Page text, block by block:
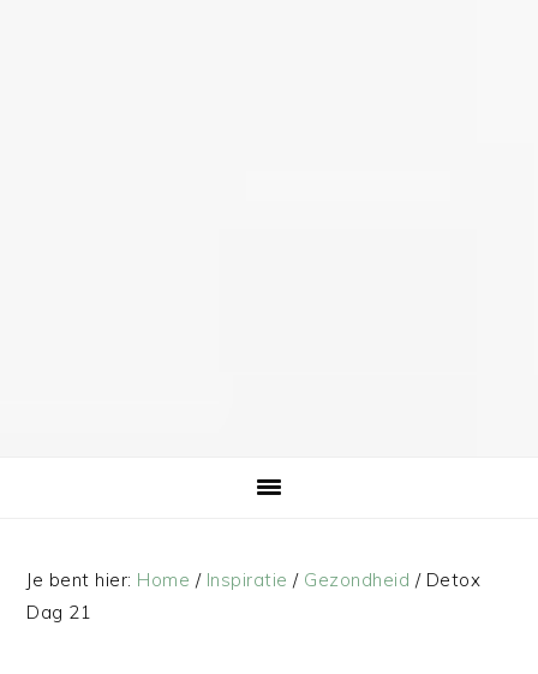
Je bent hier: Home / Inspiratie / Gezondheid /Detox
Dag 21